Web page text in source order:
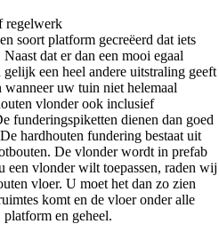
regelwerk
soort platform gecreëerd dat iets
dat er dan een mooi egaal
een heel andere uitstraling geeft
uw tuin niet helemaal
vlonder ook inclusief
funderingspiketten dienen dan goed
hardhouten fundering bestaat uit
De vlonder wordt in prefab
een vlonder wilt toepassen, raden wij
vloer. U moet het dan zo zien
komt en de vloer onder alle
en geheel.